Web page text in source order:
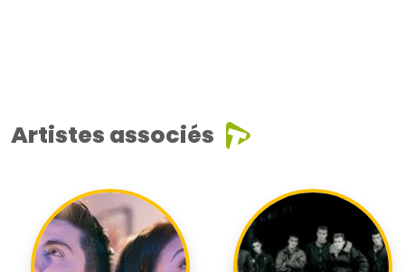
Artistes associés